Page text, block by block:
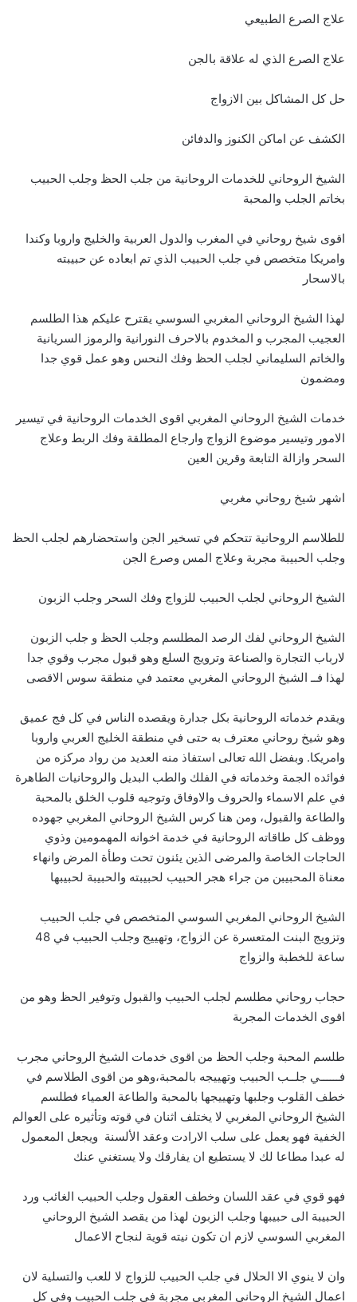
علاج الصرع الطبيعي
علاج الصرع الذي له علاقة بالجن
حل كل المشاكل بين الازواج
الكشف عن اماكن الكنوز والدفائن
الشيخ الروحاني للخدمات الروحانية من جلب الحظ وجلب الحبيب
بخاتم الجلب والمحبة
اقوى شيخ روحاني في المغرب والدول العربية والخليج واروبا وكندا
وامريكا متخصص في جلب الحبيب الذي تم ابعاده عن حبيبته
بالاسحار
لهذا الشيخ الروحاني المغربي السوسي يقترح عليكم هذا الطلسم
العجيب المجرب و المخدوم بالاحرف النورانية والرموز السريانية
والخاتم السليماني لجلب الحظ وفك النحس وهو عمل قوي جدا
ومضمون
خدمات الشيخ الروحاني المغربي اقوى الخدمات الروحانية في تيسير
الامور وتيسير موضوع الزواج وارجاع المطلقة وفك الربط وعلاج
السحر وازالة التابعة وقرين العين
اشهر شيخ روحاني مغربي
للطلاسم الروحانية تتحكم في تسخير الجن واستحضارهم لجلب الحظ
وجلب الحبيبة مجربة وعلاج المس وصرع الجن
الشيخ الروحاني لجلب الحبيب للزواج وفك السحر وجلب الزبون
الشيخ الروحاني لفك الرصد المطلسم وجلب الحظ و جلب الزبون
لارباب التجارة والصناعة وترويج السلع وهو قبول مجرب وقوي جدا
لهذا فــ الشيخ الروحاني المغربي معتمد في منطقة سوس الاقصى
ويقدم خدماته الروحانية بكل جدارة ويقصده الناس في كل فج عميق
وهو شيخ روحاني معترف به حتى في منطقة الخليج العربي واروبا
وامريكا. وبفضل الله تعالى استفاذ منه العديد من رواد مركزه من
فوائده الجمة وخدماته في الفلك والطب البديل والروحانيات الطاهرة
في علم الاسماء والحروف والاوفاق وتوجيه قلوب الخلق بالمحبة
والطاعة والقبول، ومن هنا كرس الشيخ الروحاني المغربي جهوده
ووظف كل طاقاته الروحانية في خدمة اخوانه المهمومين وذوي
الحاجات الخاصة والمرضى الذين يئنون تحت وطأة المرض وانهاء
معناة المحبيبن من جراء هجر الحبيب لحبيبته والحبيبة لحبيبها
الشيخ الروحاني المغربي السوسي المتخصص في جلب الحبيب
وتزويج البنت المتعسرة عن الزواج، وتهييج وجلب الحبيب في 48
ساعة للخطبة والزواج
حجاب روحاني مطلسم لجلب الحبيب والقبول وتوفير الحظ وهو من
اقوى الخدمات المجربة
طلسم المحبة وجلب الحظ من اقوى خدمات الشيخ الروحاني مجرب
فــــــي جلــب الحبيب وتهييجه بالمحبة،وهو من اقوى الطلاسم في
خطف القلوب وجلبها وتهييجها بالمحبة والطاعة العمياء فطلسم
الشيخ الروحاني المغربي لا يختلف اثنان في قوته وتأثيره على العوالم
الخفية فهو يعمل على سلب الارادت وعقد الألسنة ويجعل المعمول
له عبدا مطاعا لك لا يستطيع ان يفارقك ولا يستغني عنك
فهو قوي في عقد اللسان وخطف العقول وجلب الحبيب الغائب ورد
الحبيبة الى حبيبها وجلب الزبون لهذا من يقصد الشيخ الروحاني
المغربي السوسي لازم ان تكون نيته قوية لنجاح الاعمال
وان لا ينوي الا الحلال في جلب الحبيب للزواج لا للعب والتسلية لان
اعمال الشيخ الروحاني المغربي مجربة في جلب الحبيب وفي كل